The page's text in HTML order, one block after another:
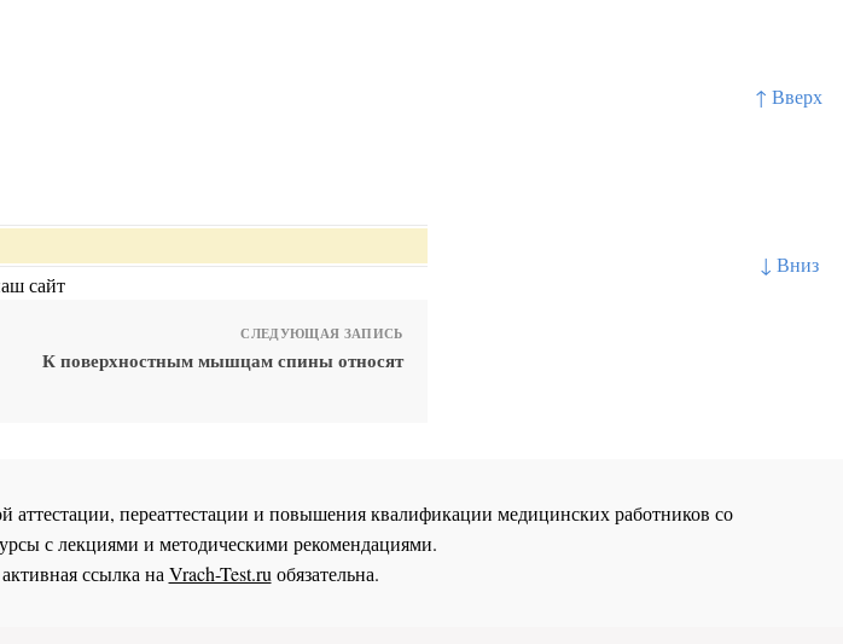
↑ Вверх
↓ Вниз
сайт
СЛЕДУЮЩАЯ ЗАПИСЬ
К поверхностным мышцам спины относят
переаттестации и повышения квалификации медицинских работников со
с лекциями и методическими рекомендациями.
ссылка на Vrach-Test.ru обязательна.